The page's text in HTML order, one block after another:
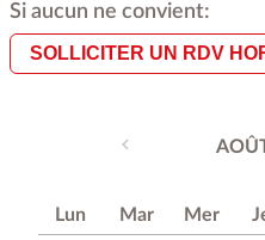
Si aucun ne convient:
SOLLICITER UN RDV
Lun Mar Mer